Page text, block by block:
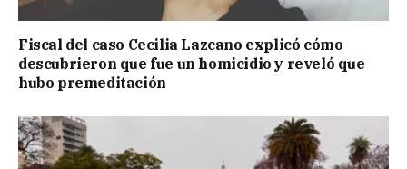
Fiscal del caso Cecilia Lazcano explicó cómo
descubrieron que fue un homicidio y reveló que
hubo premeditación